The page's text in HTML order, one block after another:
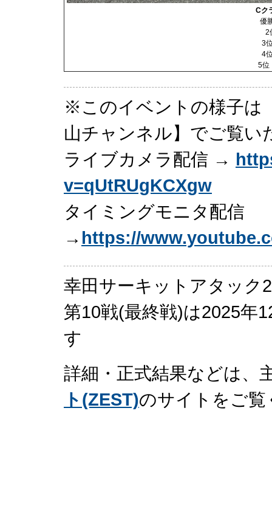
Cク
優
2
3
4
5位
※このイベントの様子は
山チャンネル】でご覧い
ライブカメラ配信 →
v=qUtRUgKCXgw
タイミングモニタ配信
→ https://
幸田サーキットアタック
第10戦(最終戦)は2025年
す
詳細・正式結果などは、
ト(ZEST)のサイトをご覧